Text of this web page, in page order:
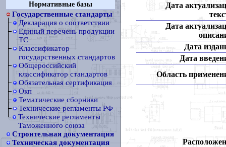
Нормативные базы
Государственные стандарты
Декларация о соответствии
Единый перечень продукции
ТС
Классификатор
государственных стандартов
Общероссийский
классификатор стандартов
Обязательная сертификация
Окп
Тематические сборники
Технические регламенты РФ
Технические регламенты
Таможенного союза
Строительная документация
Техническая документация
Дата
Дата
Дата
Дата
Область